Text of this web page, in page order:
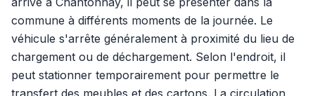
commune à différents moments de la journée. Le
véhicule s'arrête généralement à proximité du lieu de
chargement ou de déchargement. Selon l'endroit, il
peut stationner temporairement pour permettre le
transfert des meubles et des cartons. La circulation